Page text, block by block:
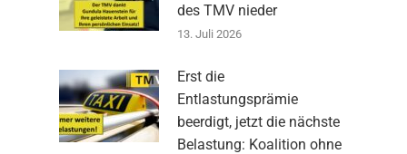
des TMV nieder
13. Juli 2026
Erst die
Entlastungsprämie
beerdigt, jetzt die nächste
Belastung: Koalition ohne